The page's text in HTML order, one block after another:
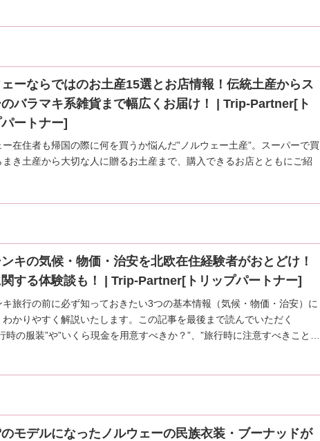
ーならではのお土産15選とお店情報！伝統土産からス
バラマキ系雑貨まで幅広くお届け！ | Trip-Partner[ト
ートナー]
ー在住者も帰国の際に何を買うか悩んだ”ノルウェー土産”。スーパーで買
まき土産から大切な人に贈るお土産まで、購入できるお店とともにご紹
キの気候・物価・治安を北欧在住経験者がおとどけ！
する体験談も！ | Trip-Partner[トリップパートナー]
キ旅行の前に必ず知っておきたい3つの基本情報（気候・物価・治安）に
かりやすく解説いたします。この記事を最後まで読んでいただく
時の服装”や”いくら現金を用意すべきか？”、”旅行時に注意すべきことは
モデルになったノルウェーの民族衣装・ブーナッドが